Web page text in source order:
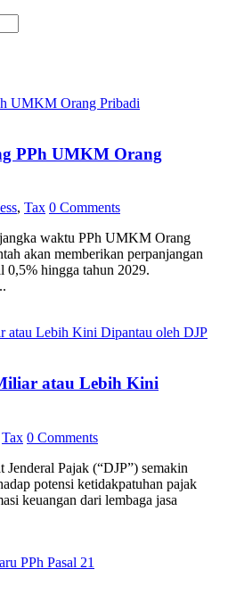
PPh UMKM Orang
, Tax 0 Comments
waktu PPh UMKM Orang
akan memberikan perpanjangan
0,5% hingga tahun 2029.
atau Lebih Kini
Tax 0 Comments
Pajak (“DJP”) semakin
potensi ketidakpatuhan pajak
keuangan dari lembaga jasa